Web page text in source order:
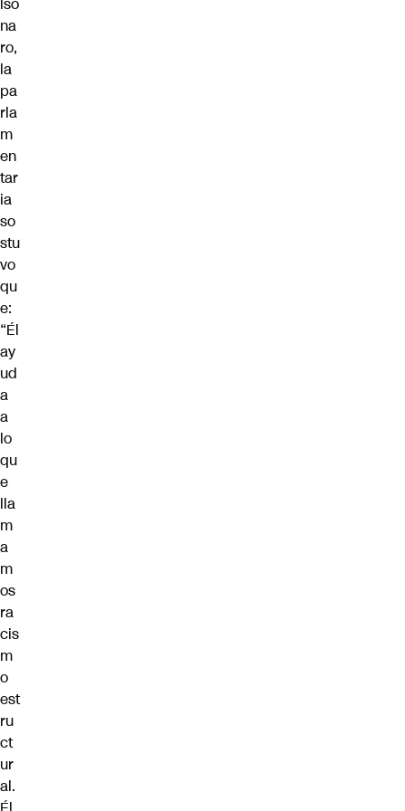
na
ro,
la
pa
rla
m
en
tar
ia
so
stu
vo
qu
e:
“Él
ay
ud
a
a
lo
qu
e
lla
m
a
m
os
ra
cis
m
o
est
ru
ct
ur
al.